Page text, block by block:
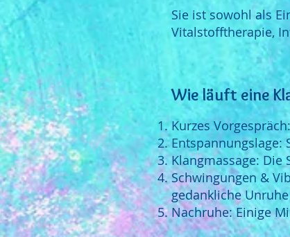
Sie ist sowohl als
Vitalstofftherapie,
Wie läuft eine
Kurzes
Entspannungslage:
Klangmassage:
Schwingungen &
gedankliche
Nachruhe: Einige